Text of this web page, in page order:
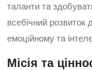
таланти та
всебічний розвиток
емоційному та
Місія та